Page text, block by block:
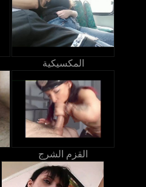
المكسيكية
القزم الشرج